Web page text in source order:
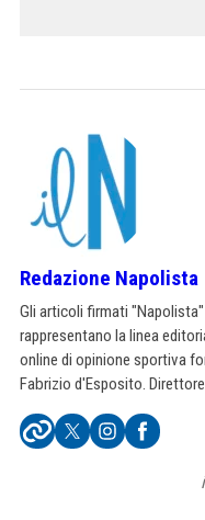
Redazione Napolista
Gli articoli firmati
rappresentano la linea
online di opinione sportiva
Fabrizio d'Esposito.